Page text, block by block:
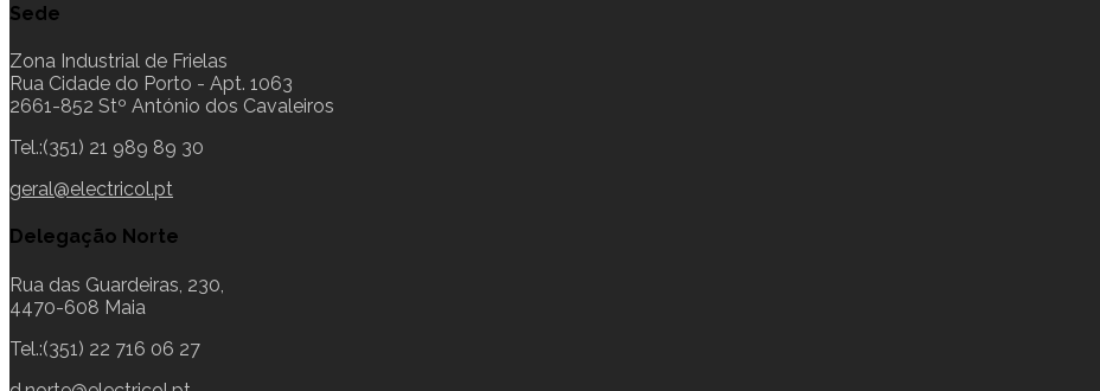
Sede
Zona Industrial de Frielas
Rua Cidade do Porto - Apt. 1063
2661-852 Stº António dos Cavaleiros
Tel.:(351) 21 989 89 30
geral@electricol.pt
Delegação Norte
Rua das Guardeiras, 230,
4470-608 Maia
Tel.:(351) 22 716 06 27